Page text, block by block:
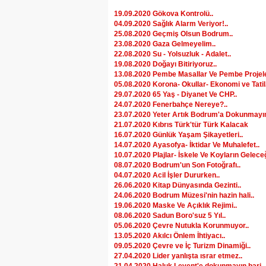
19.09.2020 Gökova Kontrolü..
04.09.2020 Sağlık Alarm Veriyor!..
25.08.2020 Geçmiş Olsun Bodrum..
23.08.2020 Gaza Gelmeyelim..
22.08.2020 Su - Yolsuzluk - Adalet..
19.08.2020 Doğayı Bitiriyoruz..
13.08.2020 Pembe Masallar Ve Pembe
05.08.2020 Korona- Okullar- Ekonomi ve
29.07.2020 65 Yaş - Diyanet Ve CHP..
24.07.2020 Fenerbahçe Nereye?..
23.07.2020 Yeter Artık Bodrum'a
21.07.2020 Kıbrıs Türk'tür Türk Kalacak
16.07.2020 Günlük Yaşam Şikayetleri..
14.07.2020 Ayasofya- İktidar Ve Muhalefet..
10.07.2020 Plajlar- İskele Ve Koyların
08.07.2020 Bodrum'un Son Fotoğrafı..
04.07.2020 Acil İşler Dururken..
26.06.2020 Kitap Dünyasında Gezinti..
24.06.2020 Bodrum Müzesi'nin hazin hali..
19.06.2020 Maske Ve Açıklık Rejimi..
08.06.2020 Sadun Boro'suz 5 Yıl..
05.06.2020 Çevre Nutukla Korunmuyor..
13.05.2020 Akılcı Önlem İhtiyacı..
09.05.2020 Çevre ve İç Turizm Dinamiği..
27.04.2020 Lider yanlışta ısrar etmez..